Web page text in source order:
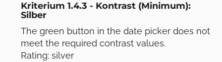
Kriterium 1.4.3 - Kontrast (Minimum):
Silber
The green button in the date picker does not
meet the required contrast values.
Rating: silver